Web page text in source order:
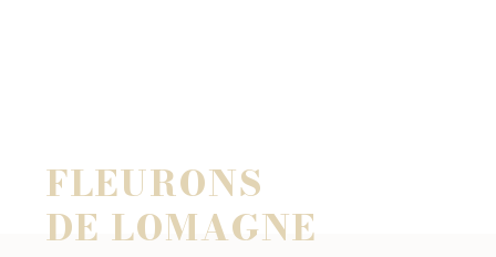
FLEURONS
DE LOMAGNE